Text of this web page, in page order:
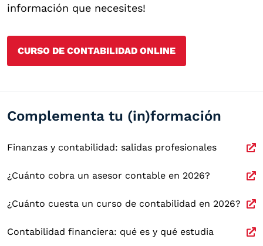
información que necesites!
CURSO DE CONTABILIDAD ONLINE
Complementa tu (in)formación
Finanzas y contabilidad: salidas profesionales
¿Cuánto cobra un asesor contable en 2026?
¿Cuánto cuesta un curso de contabilidad en 2026?
Contabilidad financiera: qué es y qué estudia